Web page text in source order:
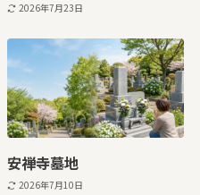
2026年7月23日
安禅寺墓地
2026年7月10日